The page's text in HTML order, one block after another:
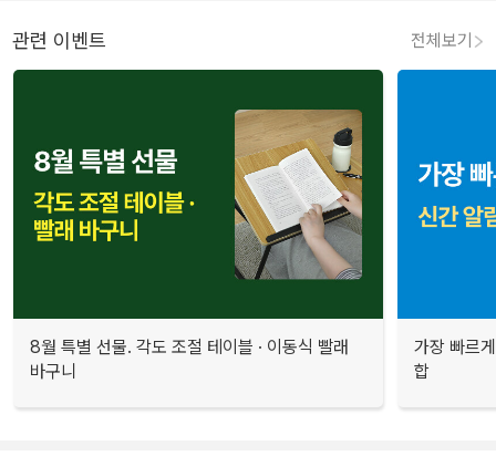
관련 이벤트 전체보기
8월 특별 선물. 각도 조절 테이블 · 이동식 빨래
바구니
가장 빠르
합